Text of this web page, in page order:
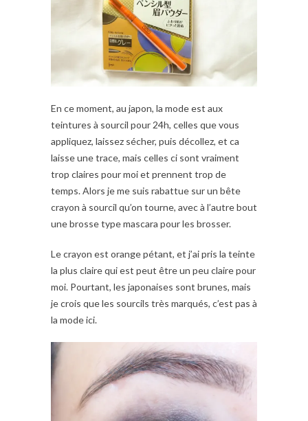
En ce moment, au japon, la mode est aux
teintures à sourcil pour 24h, celles que vous
appliquez, laissez sécher, puis décollez, et ca
laisse une trace, mais celles ci sont vraiment
trop claires pour moi et prennent trop de
temps. Alors je me suis rabattue sur un bête
crayon à sourcil qu’on tourne, avec à l’autre bout
une brosse type mascara pour les brosser.
Le crayon est orange pétant, et j’ai pris la teinte
la plus claire qui est peut être un peu claire pour
moi. Pourtant, les japonaises sont brunes, mais
je crois que les sourcils très marqués, c’est pas à
la mode ici.